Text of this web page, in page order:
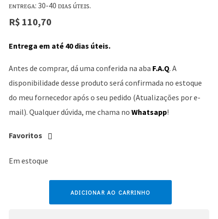
ᴇɴᴛʀᴇɢᴀ: 30-40 ᴅɪᴀs úᴛᴇɪs.
R$ 110,70
Entrega em até 40 dias úteis.
Antes de comprar, dá uma conferida na aba F.A.Q. A
disponibilidade desse produto será confirmada no estoque
do meu fornecedor após o seu pedido (Atualizações por e-
mail). Qualquer dúvida, me chama no Whatsapp!
Favoritos
Em estoque
ADICIONAR AO CARRINHO